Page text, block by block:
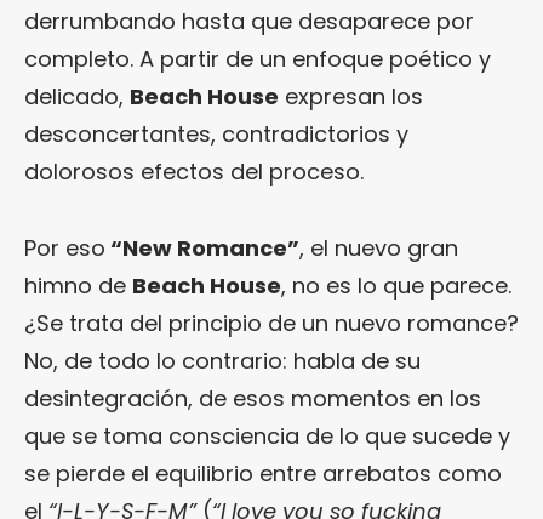
derrumbando hasta que desaparece por
completo. A partir de un enfoque poético y
delicado, Beach House expresan los
desconcertantes, contradictorios y
dolorosos efectos del proceso.
Por eso “New Romance”, el nuevo gran
himno de Beach House, no es lo que parece.
¿Se trata del principio de un nuevo romance?
No, de todo lo contrario: habla de su
desintegración, de esos momentos en los
que se toma consciencia de lo que sucede y
se pierde el equilibrio entre arrebatos como
el “I-L-Y-S-F-M”(“I love you so fucking